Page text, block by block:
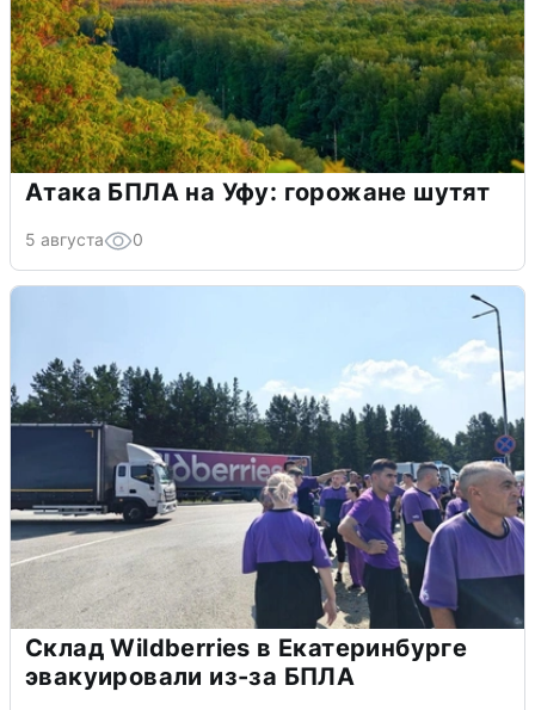
Атака БПЛА на Уфу: горожане шутят
5 августа 0
Склад Wildberries в Екатеринбурге
эвакуировали из-за БПЛА